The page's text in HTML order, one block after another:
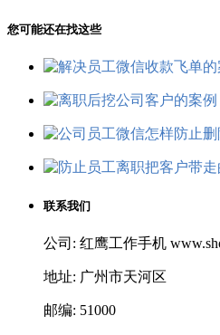
您可能还在找这些
联系我们
公司: 红鹰工作手机
地址: 广州市天河区
邮编: 51000